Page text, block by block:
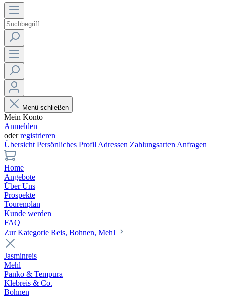
Menü schließen
Mein Konto
Anmelden
oderregistrieren
Übersicht Persönliches Profil Adressen Zahlungsarten Anfragen
Home
Angebote
Über Uns
Prospekte
Tourenplan
Kunde werden
FAQ
Zur Kategorie Reis, Bohnen, Mehl
Jasminreis
Mehl
Panko & Tempura
Klebreis & Co.
Bohnen